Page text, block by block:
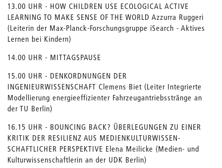
13.00 UHR - HOW CHILDREN USE ECOLOGICAL ACTIVE
LEARNING TO MAKE SENSE OF THE WORLD Azzurra Ruggeri
(Leiterin der Max-Planck-Forschungsgruppe iSearch - Aktives
Lernen bei Kindern)
14.00 UHR - MITTAGSPAUSE
15.00 UHR - DENKORDNUNGEN DER
INGENIEURWISSENSCHAFT Clemens Biet (Leiter Integrierte
Modellierung energieeffizienter Fahrzeugantriebsstränge an
der TU Berlin)
16.15 UHR - BOUNCING BACK? ÜBERLEGUNGEN ZU EINER
KRITIK DER RESILIENZ AUS MEDIENKULTURWISSEN-
SCHAFTLICHER PERSPEKTIVE Elena Meilicke (Medien- und
Kulturwissenschaftlerin an der UDK Berlin)